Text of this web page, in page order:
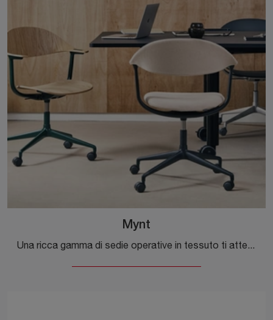
Mynt
Una ricca gamma di sedie operative in tessuto ti attende! Il modello Mynt di Vitra ti attende!